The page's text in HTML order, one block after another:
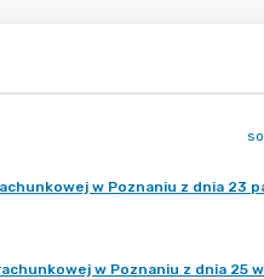
w Poznaniu z dnia 23
w Poznaniu z dnia 25